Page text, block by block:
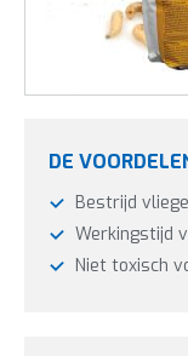
Gebruik
Lees vóór
DE
Bestrijd
Werkingstijd
Niet toxisch